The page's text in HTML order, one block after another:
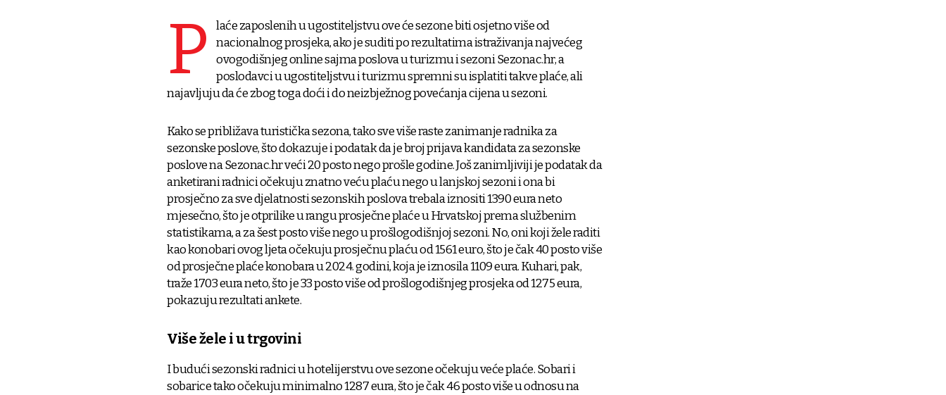
P
laće zaposlenih u ugostiteljstvu ove će sezone biti osjetno više od
nacionalnog prosjeka, ako je suditi po rezultatima istraživanja najvećeg
ovogodišnjeg online sajma poslova u turizmu i sezoni Sezonac.hr, a
poslodavci u ugostiteljstvu i turizmu spremni su isplatiti takve plaće, ali
najavljuju da će zbog toga doći i do neizbježnog povećanja cijena u sezoni.
Kako se približava turistička sezona, tako sve više raste zanimanje radnika za
sezonske poslove, što dokazuje i podatak da je broj prijava kandidata za sezonske
poslove na Sezonac.hr veći 20 posto nego prošle godine. Još zanimljiviji je podatak da
anketirani radnici očekuju znatno veću plaću nego u lanjskoj sezoni i ona bi
prosječno za sve djelatnosti sezonskih poslova trebala iznositi 1390 eura neto
mjesečno, što je otprilike u rangu prosječne plaće u Hrvatskoj prema službenim
statistikama, a za šest posto više nego u prošlogodišnjoj sezoni. No, oni koji žele raditi
kao konobari ovog ljeta očekuju prosječnu plaću od 1561 euro, što je čak 40 posto više
od prosječne plaće konobara u 2024. godini, koja je iznosila 1109 eura. Kuhari, pak,
traže 1703 eura neto, što je 33 posto više od prošlogodišnjeg prosjeka od 1275 eura,
pokazuju rezultati ankete.
Više žele i u trgovini
I budući sezonski radnici u hotelijerstvu ove sezone očekuju veće plaće. Sobari i
sobarice tako očekuju minimalno 1287 eura, što je čak 46 posto više u odnosu na